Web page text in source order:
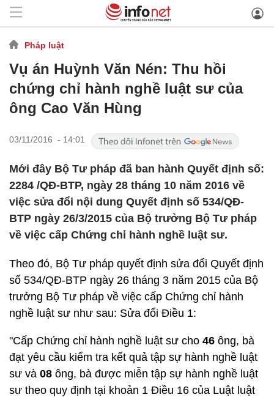
Pháp luật
Vụ án Huỳnh Văn Nén: Thu hồi
chứng chỉ hành nghề luật sư của
ông Cao Văn Hùng
03/11/2016 - 14:01
Mới đây Bộ Tư pháp đã ban hành Quyết định số:
2284 /QĐ-BTP, ngày 28 tháng 10 năm 2016 về
việc sửa đổi nội dung Quyết định số 534/QĐ-
BTP ngày 26/3/2015 của Bộ trưởng Bộ Tư pháp
về việc cấp Chứng chỉ hành nghề luật sư.
Theo đó, Bộ Tư pháp quyết định sửa đổi Quyết định
số 534/QĐ-BTP ngày 26 tháng 3 năm 2015 của Bộ
trưởng Bộ Tư pháp về việc cấp Chứng chỉ hành
nghề luật sư như sau: Sửa đổi Điều 1:
"Cấp Chứng chỉ hành nghề luật sư cho 46 ông, bà
đạt yêu cầu kiểm tra kết quả tập sự hành nghề luật
sư và 08 ông, bà được miễn tập sự hành nghề luật
sư theo quy định tại khoản 1 Điều 16 của Luật luật